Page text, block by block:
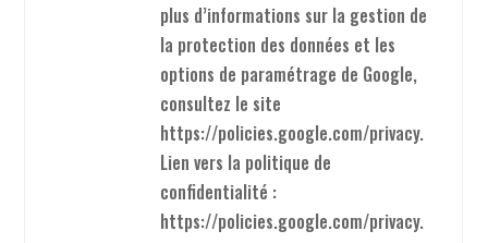
plus d’informations sur la gestion de
la protection des données et les
options de paramétrage de Google,
consultez le site
https://policies.google.com/privacy.
Lien vers la politique de
confidentialité :
https://policies.google.com/privacy.